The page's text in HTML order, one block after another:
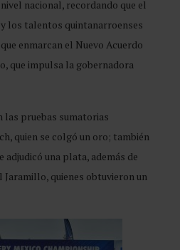
nacional, recordando que el
los talentos quintanarroenses
enmarcan el Nuevo Acuerdo
que impulsa la gobernadora
las pruebas sumatorias
quien se colgó un oro; también
una plata, además de
Jaramillo, quienes obtuvieron un